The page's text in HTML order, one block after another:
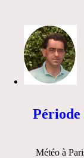
Période
Météo à